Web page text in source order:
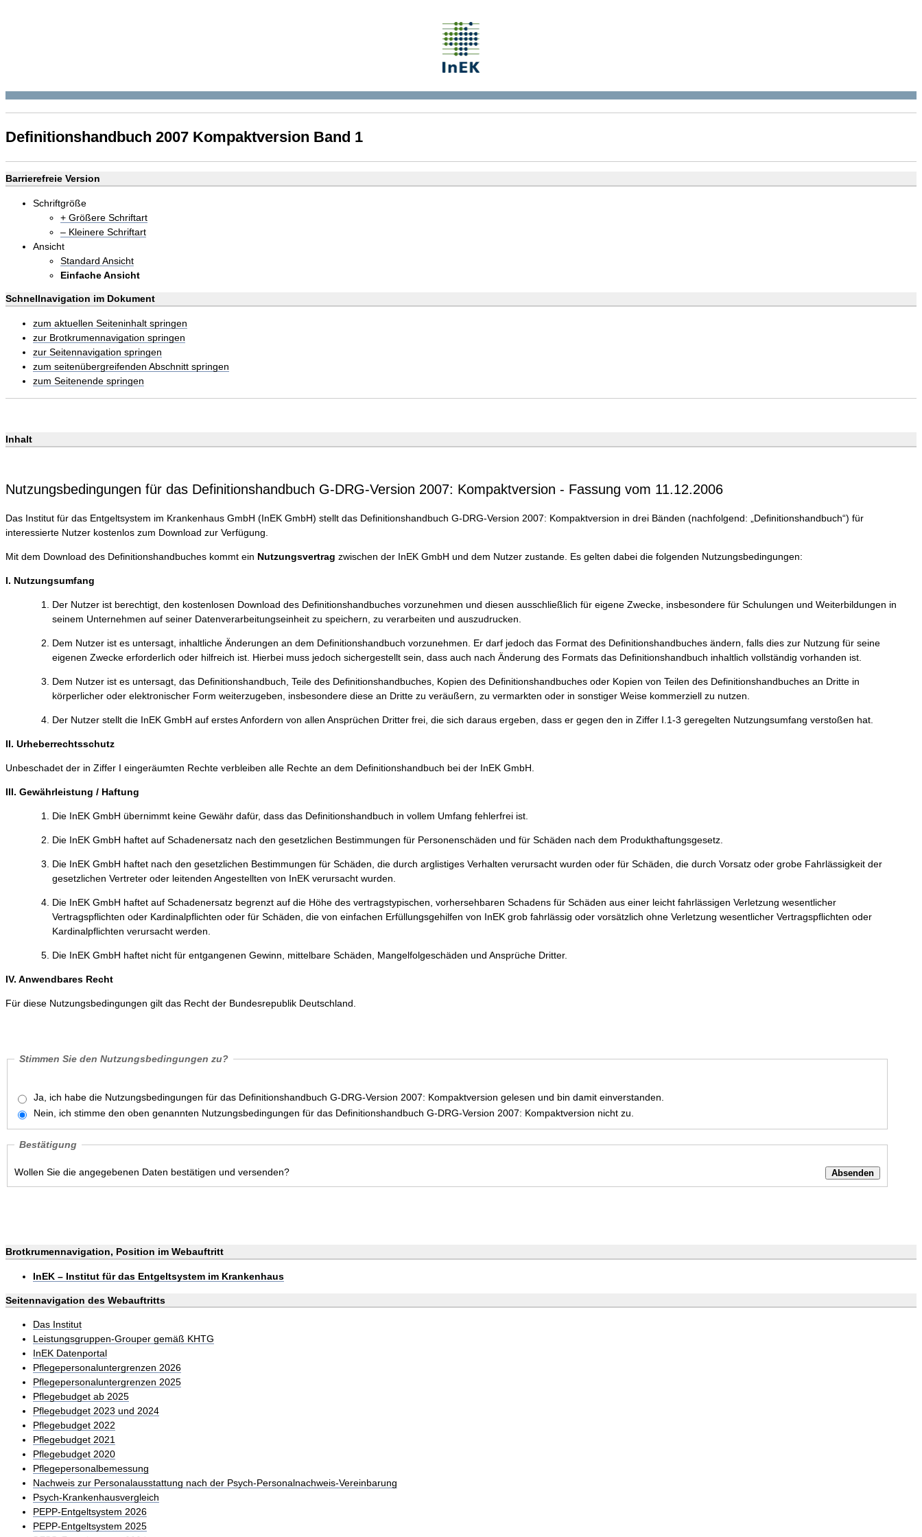
Definitionshandbuch 2007 Kompaktversion Band 1
Barrierefreie Version
Schriftgröße
+ Größere Schriftart
– Kleinere Schriftart
Ansicht
Standard Ansicht
Einfache Ansicht
Schnellnavigation im Dokument
zum aktuellen Seiteninhalt springen
zur Brotkrumennavigation springen
zur Seitennavigation springen
zum seitenübergreifenden Abschnitt springen
zum Seitenende springen
Inhalt
Nutzungsbedingungen für das Definitionshandbuch G-DRG-Version 2007: Kompaktversion - Fassung vom 11.12.2006
Das Institut für das Entgeltsystem im Krankenhaus GmbH (InEK GmbH) stellt das Definitionshandbuch G-DRG-Version 2007: Kompaktversion in drei Bänden (nachfolgend: „Definitionshandbuch“) für
interessierte Nutzer kostenlos zum Download zur Verfügung.
Mit dem Download des Definitionshandbuches kommt ein Nutzungsvertrag zwischen der InEK GmbH und dem Nutzer zustande. Es gelten dabei die folgenden Nutzungsbedingungen:
I. Nutzungsumfang
Der Nutzer ist berechtigt, den kostenlosen Download des Definitionshandbuches vorzunehmen und diesen ausschließlich für eigene Zwecke, insbesondere für Schulungen und Weiterbildungen in
seinem Unternehmen auf seiner Datenverarbeitungseinheit zu speichern, zu verarbeiten und auszudrucken.
Dem Nutzer ist es untersagt, inhaltliche Änderungen an dem Definitionshandbuch vorzunehmen. Er darf jedoch das Format des Definitionshandbuches ändern, falls dies zur Nutzung für seine
eigenen Zwecke erforderlich oder hilfreich ist. Hierbei muss jedoch sichergestellt sein, dass auch nach Änderung des Formats das Definitionshandbuch inhaltlich vollständig vorhanden ist.
Dem Nutzer ist es untersagt, das Definitionshandbuch, Teile des Definitionshandbuches, Kopien des Definitionshandbuches oder Kopien von Teilen des Definitionshandbuches an Dritte in
körperlicher oder elektronischer Form weiterzugeben, insbesondere diese an Dritte zu veräußern, zu vermarkten oder in sonstiger Weise kommerziell zu nutzen.
Der Nutzer stellt die InEK GmbH auf erstes Anfordern von allen Ansprüchen Dritter frei, die sich daraus ergeben, dass er gegen den in Ziffer I.1-3 geregelten Nutzungsumfang verstoßen hat.
II. Urheberrechtsschutz
Unbeschadet der in Ziffer I eingeräumten Rechte verbleiben alle Rechte an dem Definitionshandbuch bei der InEK GmbH.
III. Gewährleistung / Haftung
Die InEK GmbH übernimmt keine Gewähr dafür, dass das Definitionshandbuch in vollem Umfang fehlerfrei ist.
Die InEK GmbH haftet auf Schadenersatz nach den gesetzlichen Bestimmungen für Personenschäden und für Schäden nach dem Produkthaftungsgesetz.
Die InEK GmbH haftet nach den gesetzlichen Bestimmungen für Schäden, die durch arglistiges Verhalten verursacht wurden oder für Schäden, die durch Vorsatz oder grobe Fahrlässigkeit der
gesetzlichen Vertreter oder leitenden Angestellten von InEK verursacht wurden.
Die InEK GmbH haftet auf Schadenersatz begrenzt auf die Höhe des vertragstypischen, vorhersehbaren Schadens für Schäden aus einer leicht fahrlässigen Verletzung wesentlicher
Vertragspflichten oder Kardinalpflichten oder für Schäden, die von einfachen Erfüllungsgehilfen von InEK grob fahrlässig oder vorsätzlich ohne Verletzung wesentlicher Vertragspflichten oder
Kardinalpflichten verursacht werden.
Die InEK GmbH haftet nicht für entgangenen Gewinn, mittelbare Schäden, Mangelfolgeschäden und Ansprüche Dritter.
IV. Anwendbares Recht
Für diese Nutzungsbedingungen gilt das Recht der Bundesrepublik Deutschland.
Stimmen Sie den Nutzungsbedingungen zu?
Ja, ich habe die Nutzungsbedingungen für das Definitionshandbuch G-DRG-Version 2007: Kompaktversion gelesen und bin damit einverstanden.
Nein, ich stimme den oben genannten Nutzungsbedingungen für das Definitionshandbuch G-DRG-Version 2007: Kompaktversion nicht zu.
Bestätigung
Wollen Sie die angegebenen Daten bestätigen und versenden?
Brotkrumennavigation, Position im Webauftritt
InEK – Institut für das Entgeltsystem im Krankenhaus
Seitennavigation des Webauftritts
Das Institut
Leistungsgruppen-Grouper gemäß KHTG
InEK Datenportal
Pflegepersonaluntergrenzen 2026
Pflegepersonaluntergrenzen 2025
Pflegebudget ab 2025
Pflegebudget 2023 und 2024
Pflegebudget 2022
Pflegebudget 2021
Pflegebudget 2020
Pflegepersonalbemessung
Nachweis zur Personalausstattung nach der Psych-Personalnachweis-Vereinbarung
Psych-Krankenhausvergleich
PEPP-Entgeltsystem 2026
PEPP-Entgeltsystem 2025